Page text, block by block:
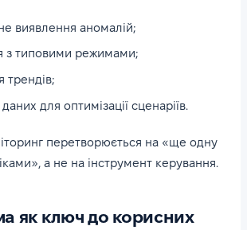
виявлення аномалій;
з типовими режимами;
трендів;
для оптимізації сценаріїв.
перетворюється на «ще одну
а не на інструмент керування.
як ключ до корисних